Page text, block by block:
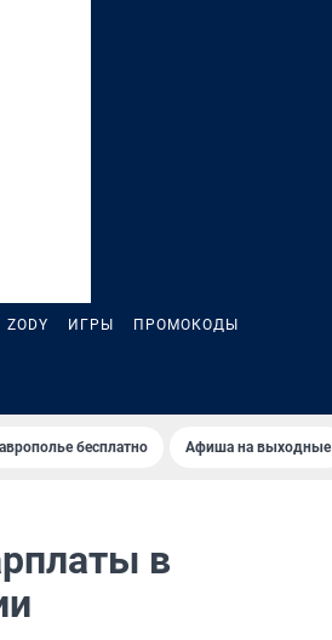
ZODY ИГРЫ ПРОМОКОДЫ
бесплатно Афиша на выходные
в